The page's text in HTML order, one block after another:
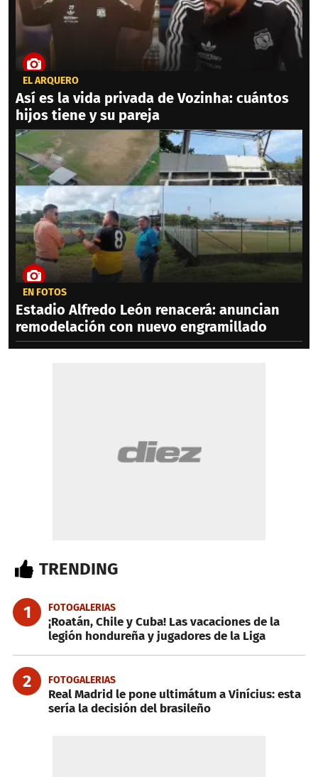
EL ARQUERO
Así es la vida privada de Vozinha: cuántos
hijos tiene y su pareja
EN FOTOS
Estadio Alfredo León renacerá: anuncian
remodelación con nuevo engramillado
TRENDING
1 FOTOGALERIAS
¡Roatán, Chile y Cuba! Las vacaciones de la
legión hondureña y jugadores de la Liga
2 FOTOGALERIAS
Real Madrid le pone ultimátum a Vinícius: esta
sería la decisión del brasileño